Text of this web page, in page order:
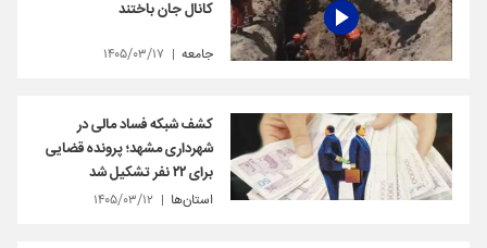
کانال جان باختند
جامعه ۱۴۰۵/۰۳/۱۷
کشف شبکه فساد مالی در
شهرداری مشهد؛ پرونده قضایی
برای ۲۲ نفر تشکیل شد
استان‌ها ۱۴۰۵/۰۳/۱۲